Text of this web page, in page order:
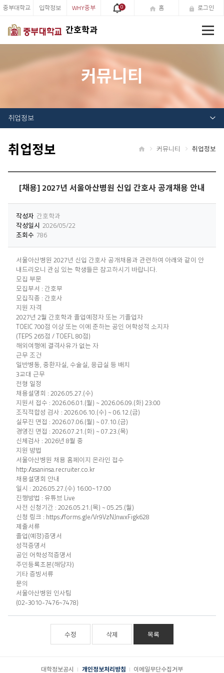
간호학과
중부대학교 입학정보 WHY중부 0 홈 로그인
커뮤니티
취업정보
취업정보 커뮤니티 취업정보
[채용] 2027년 서울아산병원 신입 간호사 공개채용 안내
작성자 간호학과
작성일시 2026/05/22
조회수 786
서울아산병원 2027년 신입 간호사 공개채용과 관련하여 아래와 같이 안
내드리오니 관심 있는 학생들은 참고하시기 바랍니다.
모집 부문
모집부서 : 간호부
모집직종 : 간호사
지원 자격
2027년 2월 간호학과 졸업예정자 또는 기졸업자
TOEIC 700점 이상 또는 이에 준하는 공인 어학성적 소지자
(TEPS 265점 / TOEFL 80점)
해외여행에 결격사유가 없는 자
근무 조건
일반병동, 중환자실, 수술실, 응급실 등 배치
3교대 근무
전형 일정
채용설명회 : 2026.05.27.(수)
지원서 접수 : 2026.06.01.(월) ~ 2026.06.09.(화) 23:00
조직적합성 검사 : 2026.06.10.(수) ~ 06.12.(금)
실무진 면접 : 2026.07.06.(월) ~ 07.10.(금)
경영진 면접 : 2026.07.21.(화) ~ 07.23.(목)
신체검사 : 2026년 8월 중
지원 방법
서울아산병원 채용 홈페이지 온라인 접수
http://asaninsa.recruiter.co.kr
채용설명회 안내
일시 : 2026.05.27.(수) 16:00~17:00
진행방법 : 유튜브 Live
사전 신청기간 : 2026.05.21.(목) ~ 05.25.(월)
신청 링크 : https://forms.gle/Vr9VzNJnwxFigk628
제출서류
졸업(예정)증명서
성적증명서
공인 어학성적증명서
주민등록초본(해당자)
기타 증빙서류
문의
서울아산병원 인사팀
(02-3010-7476~7478)
수정 삭제 목록
대학정보공시 개인정보처리방침 이메일무단수집거부